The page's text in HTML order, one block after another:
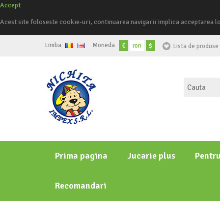
Accept
Acest site foloseste cookie-uri, continuarea navigarii implica acceptarea
Limba Moneda € ron $ Lista de
Prima pagina Jucarie plus
Recomandari